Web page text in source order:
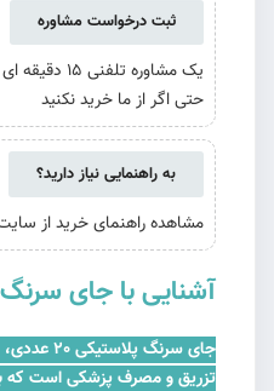
ثبت درخواست مشاوره
یک مشاوره
حتی اگر از ما خرید نکنید
به راهنمایی نیاز دارید؟
مشاهده راهنمای خرید از
آشنایی با جای سرنگ
جای سرنگ